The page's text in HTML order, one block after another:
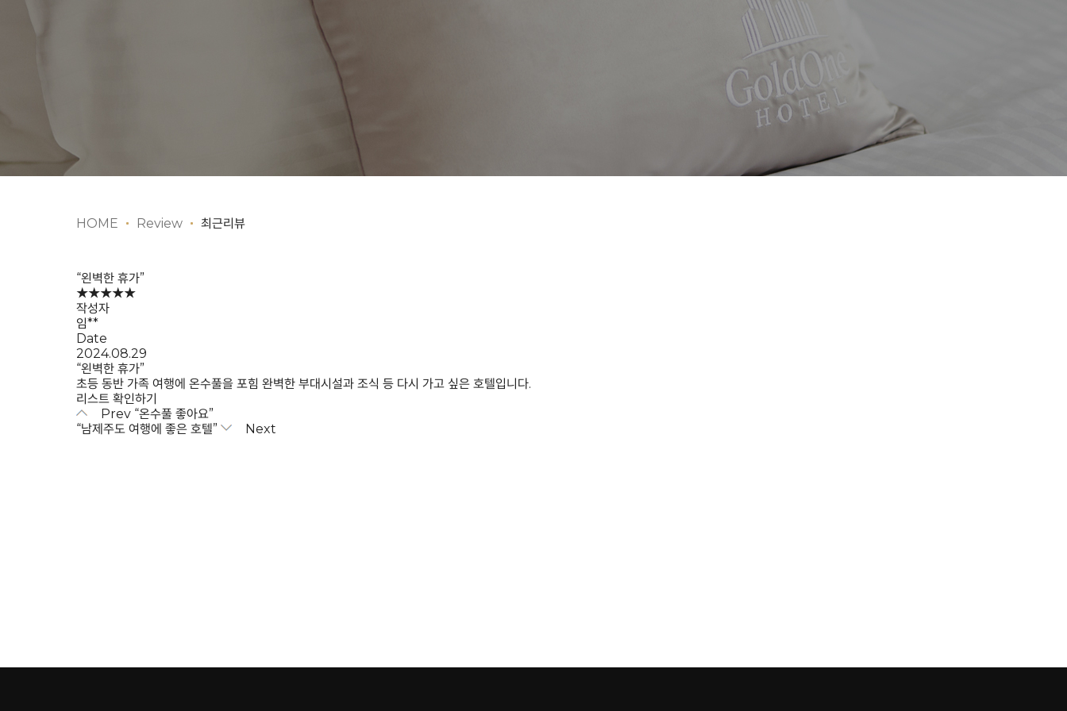
HOME Review 최근리뷰
“왼벽한 휴가”
★★★★★
작성자
임**
Date
2024.08.29
“왼벽한 휴가”
초등 동반 가족 여행에 온수풀을 포힘 완벽한 부대시설과 조식 등 다시 가고 싶은 호텔입니다.
리스트 확인하기
Prev “온수풀 좋아요”
“남제주도 여행에 좋은 호텔”
Next